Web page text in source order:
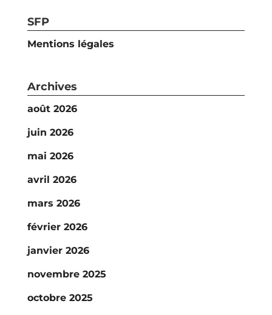
SFP
Mentions légales
Archives
août 2026
juin 2026
mai 2026
avril 2026
mars 2026
février 2026
janvier 2026
novembre 2025
octobre 2025